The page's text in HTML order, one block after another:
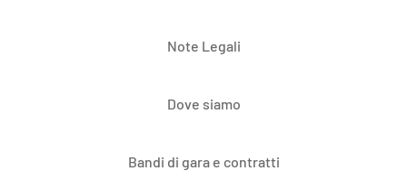
Note Legali
Dove siamo
Bandi di gara e contratti